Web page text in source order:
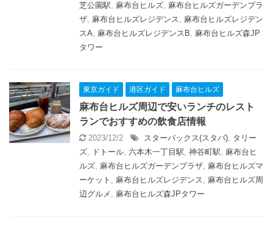
芝公園駅, 麻布台ヒルズ, 麻布台ヒルズガーデンプラ
ザ, 麻布台ヒルズレジデンス, 麻布台ヒルズレジデン
スA, 麻布台ヒルズレジデンスB, 麻布台ヒルズ森JP
タワー
東京ガイド 港区ガイド 麻布台ヒルズ
麻布台ヒルズ周辺で安いランチのレスト
ランでおすすめの飲食店情報
2023/12/2 スターバックス(スタバ), タリー
ズ, ドトール, 六本木一丁目駅, 神谷町駅, 麻布台ヒ
ルズ, 麻布台ヒルズガーデンプラザ, 麻布台ヒルズマ
ーケット , 麻布台ヒルズレジデンス, 麻布台ヒルズ周
辺グルメ , 麻布台ヒルズ森JPタワー